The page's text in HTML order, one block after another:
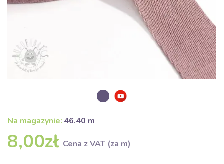
Na magazynie: 46.40 m
8,00zł Cena z VAT (za m)